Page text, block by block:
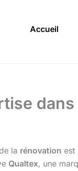
Accueil
la rénovation est
Qualtex, une